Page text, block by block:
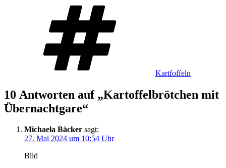
Kartfoffeln
10 Antworten auf „Kartoffelbrötchen mit
Übernachtgare“
Michaela Bäcker sagt:
27. Mai 2024 um 10:54 Uhr
Bild